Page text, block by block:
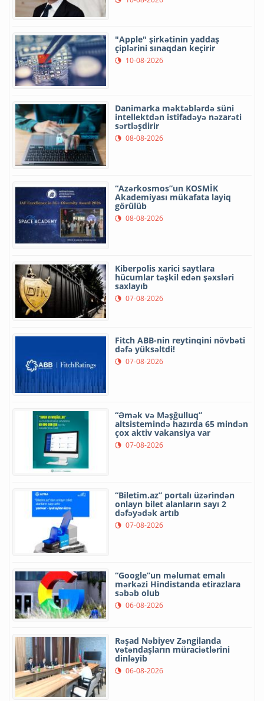
"Apple" şirkətinin yaddaş
çiplərini sınaqdan keçirir
10-08-2026
Danimarka məktəblərdə süni
intellektdən istifadəyə nəzarəti
sərtləşdirir
08-08-2026
“Azərkosmos”un KOSMİK
Akademiyası mükafata layiq
görülüb
08-08-2026
Kiberpolis xarici saytlara
hücumlar təşkil edən şəxsləri
saxlayıb
07-08-2026
Fitch ABB-nin reytinqini növbəti
dəfə yüksəltdi!
07-08-2026
“Əmək və Məşğulluq”
altsistemində hazırda 65 mindən
çox aktiv vakansiya var
07-08-2026
“Biletim.az” portalı üzərindən
onlayn bilet alanların sayı 2
dəfəyədək artıb
07-08-2026
“Google”un məlumat emalı
mərkəzi Hindistanda etirazlara
səbəb olub
06-08-2026
Rəşad Nəbiyev Zəngilanda
vətəndaşların müraciətlərini
dinləyib
06-08-2026